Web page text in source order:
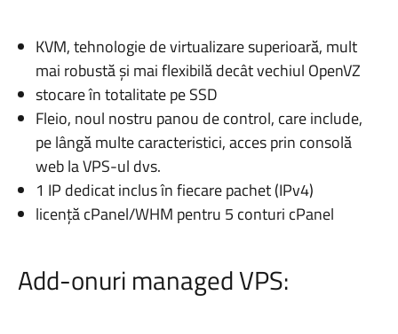
KVM, tehnologie de virtualizare superioară, mult
mai robustă și mai flexibilă decât vechiul OpenVZ
stocare în totalitate pe SSD
Fleio, noul nostru panou de control, care include,
pe lângă multe caracteristici, acces prin consolă
web la VPS-ul dvs.
1 IP dedicat inclus în fiecare pachet (IPv4)
licență cPanel/WHM pentru 5 conturi cPanel
Add-onuri managed VPS: